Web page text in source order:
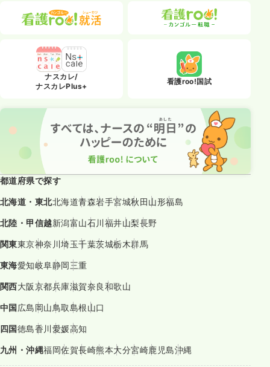
ナスカレ/
ナスカレPlus+
看護roo!国試
都道府県で探す
北海道・東北北海道青森岩手宮城秋田 山形福島
北陸・甲信越新潟富山石川 福井山梨長野
関東東京神奈川埼玉千葉茨城栃木群馬
東海愛知岐阜静岡三重
関西大阪京都兵庫滋賀奈良和歌山
中国 広島 岡山鳥取島根山口
四国徳島香川 愛媛高知
九州・沖縄福岡佐賀長崎熊本大分宮崎鹿児島沖縄